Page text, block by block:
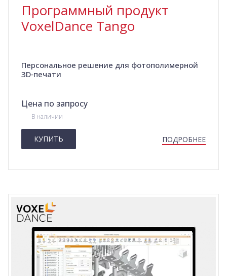
Программный продукт
VoxelDance Tango
Персональное решение для фотополимерной
3D‑печати
Цена по запросу
В наличии
КУПИТЬ ПОДРОБНЕЕ